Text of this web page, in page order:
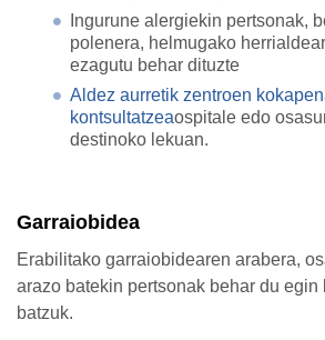
Ingurune alergiekin pertsonak,
polenera, helmugako
ezagutu behar dituzte
Aldez aurretik zentroen
kontsultatzeaospitale edo
destinoko lekuan.
Garraiobidea
Erabilitako garraiobidearen arabera,
arazo batekin pertsonak behar du egin
batzuk.